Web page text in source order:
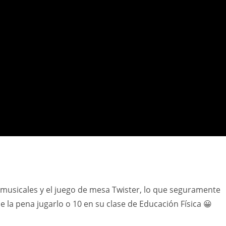
y el juego de mesa Twister, lo que seguramente
pena jugarlo o 10 en su clase de Educación Física 😀